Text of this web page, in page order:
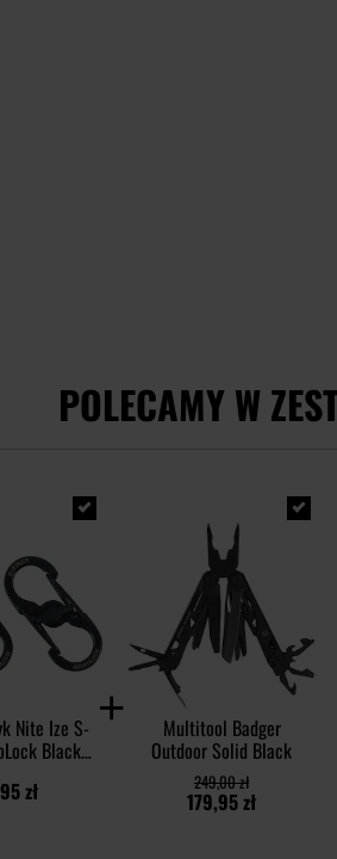
POLECAMY W
Nite Ize S-
Black -
zł
Multitool Badger
Outdoor Solid Black
179,95 zł
249,00 zł